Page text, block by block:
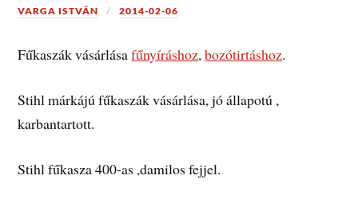
VARGA ISTVÁN 2014-02-06
Fűkaszák vásárlásafűnyíráshoz,bozótirtáshoz.
Stihl márkájú fűkaszák vásárlása, jó állapotú ,
karbantartott.
Stihl fűkasza 400-as ,damilos fejjel.